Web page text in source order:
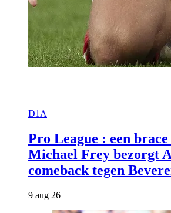
D1A
Pro League : een
Michael Frey bezorgt
comeback tegen
9 aug 26